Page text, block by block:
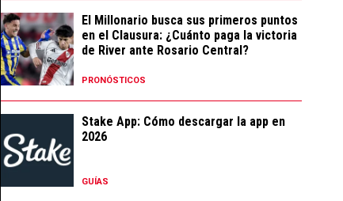
El Millonario busca sus primeros puntos
en el Clausura: ¿Cuánto paga la victoria
de River ante Rosario Central?
PRONÓSTICOS
Stake App: Cómo descargar la app en
2026
GUÍAS